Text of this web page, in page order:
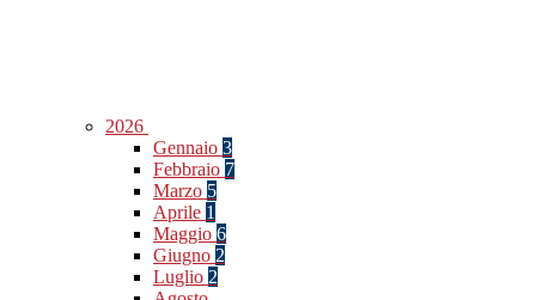
2026
Gennaio 3
Febbraio 7
Marzo 5
Aprile 1
Maggio 6
Giugno 2
Luglio 2